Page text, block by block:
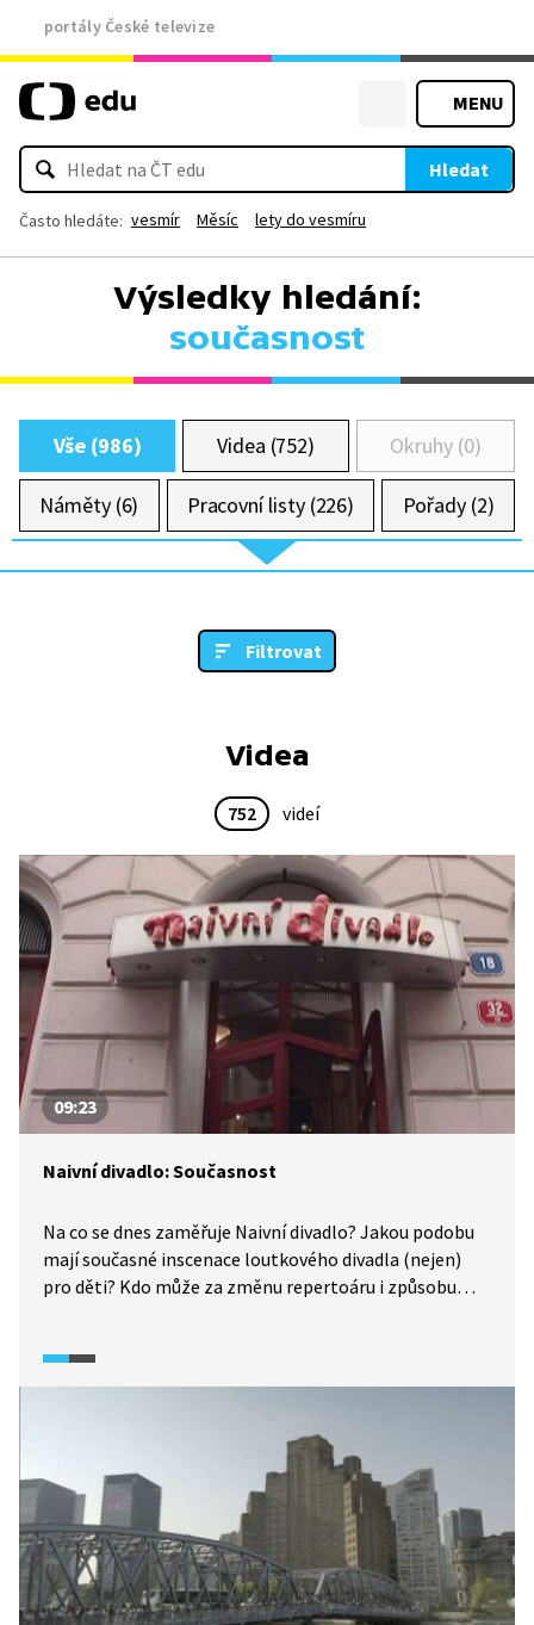
portály České televize
MENU
Hledat
Často hledáte: vesmír Měsíc lety do vesmíru
Výsledky hledání:
současnost
Vše (986) Videa (752) Okruhy (0)
Náměty (6) Pracovní listy (226) Pořady (2)
Filtrovat
Videa
752 videí
09:23
Naivní divadlo: Současnost
Na co se dnes zaměřuje Naivní divadlo? Jakou podobu
mají současné inscenace loutkového divadla (nejen)
pro děti? Kdo může za změnu repertoáru i způsobu
dozvíte i něco málo o Festivalu loutkových divadel,